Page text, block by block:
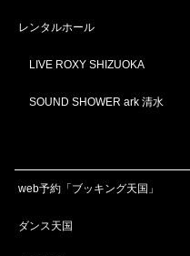
レンタルホール
LIVE ROXY SHIZUOKA
SOUND SHOWER ark 清水
web予約「ブッキング天国」
ダンス天国